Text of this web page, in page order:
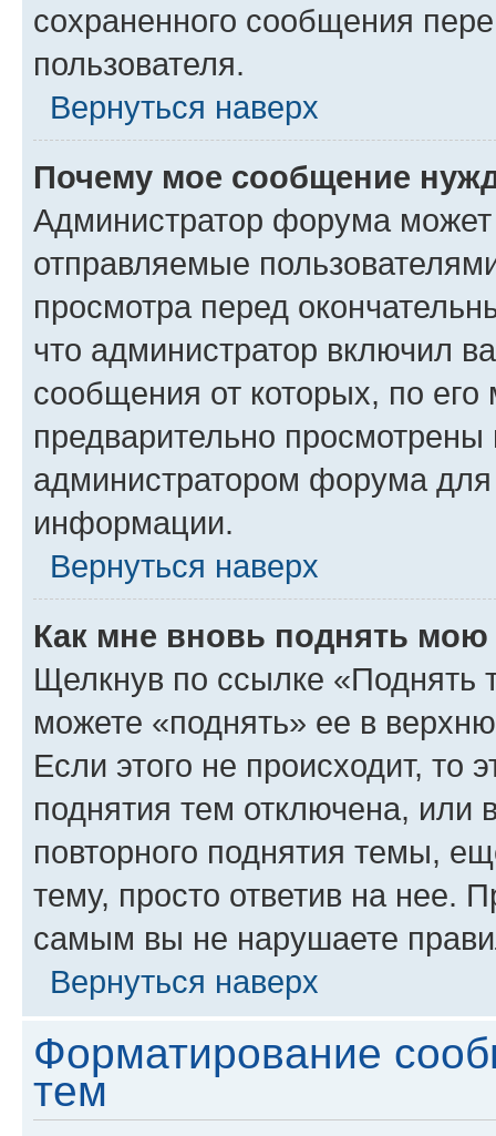
сохраненного сообщения
пользователя.
Вернуться наверх
Почему мое сообщение
Администратор форума
отправляемые
просмотра перед
что администратор включил
сообщения от которых, по
предварительно
администратором форума
информации.
Вернуться наверх
Как мне вновь поднять мою
Щелкнув по ссылке «Поднять
можете «поднять» ее в
Если этого не происходит, то
поднятия тем отключена, или
повторного поднятия темы,
тему, просто ответив на нее.
самым вы не нарушаете
Вернуться наверх
Форматирование
тем